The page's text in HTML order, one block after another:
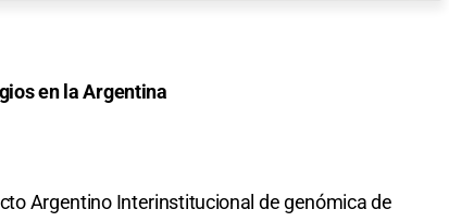
en la Argentina
Argentino Interinstitucional de genómica de